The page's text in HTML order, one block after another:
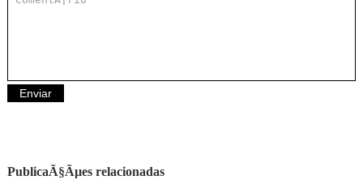
PublicaÃ§Ãµes relacionadas